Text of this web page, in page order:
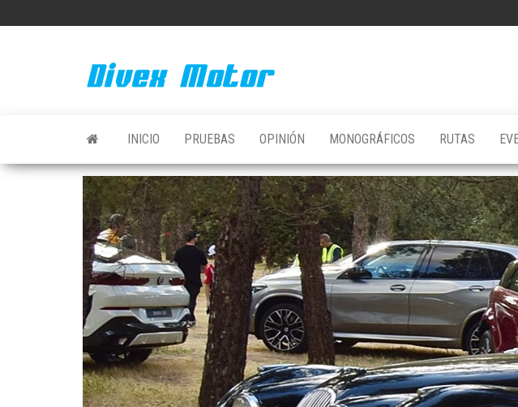
INICIO PRUEBAS OPINIÓN MONOGRÁFICOS RUTAS